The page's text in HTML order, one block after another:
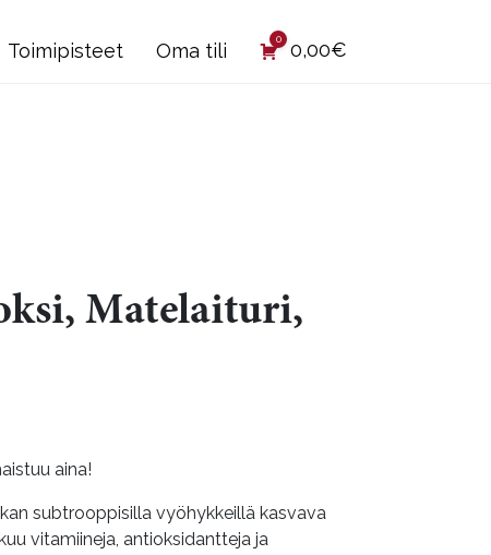
Toimipisteet Oma tili 0 0,00€
Matelaituri,
aina!
subtrooppisilla vyöhykkeillä kasvava
vitamiineja, antioksidantteja ja